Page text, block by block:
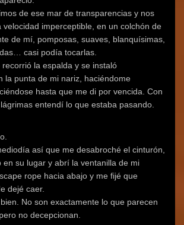
de ese mar de transparencias y nos
velocidad imperceptible, en un colchón de
de mí, pomposas, suaves, blanquísimas,
casi podía tocarlas.
la espalda y se instaló
la punta de mi nariz, haciéndome
hasta que me di por vencida. Con
entendí lo que estaba pasando.
así que me desabroché el cinturón,
en su lugar y abrí la ventanilla de mi
rope hacia abajo y me fijé que
dejé caer.
No son exactamente lo que parecen
no decepcionan.